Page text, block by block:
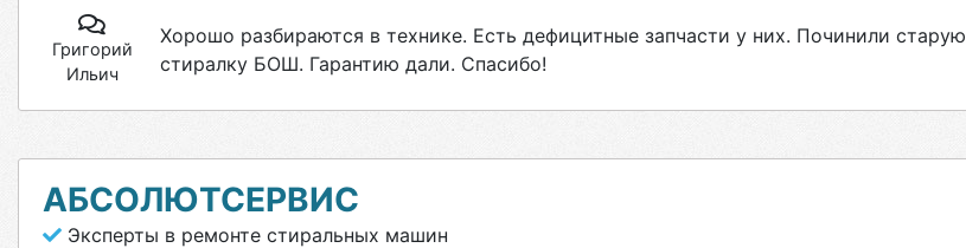
Григорий
Ильич
Хорошо разбираются в технике. Есть дефицитные запчасти у них. Починили старую
стиралку БОШ. Гарантию дали. Спасибо!
АБСОЛЮТСЕРВИС
Эксперты в ремонте стиральных машин